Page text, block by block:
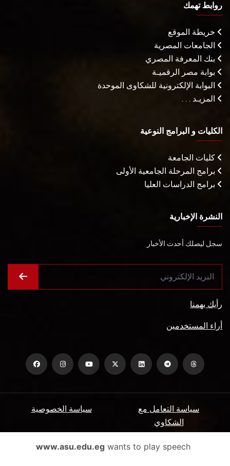
روابط تهمك
خريطة الموقع
الجامعات المصرية
بنك المعرفة المصري
بوابة مصر الرقميـة
البوابة الإلكترونية للشكاوى الموحدة
المزيـد . . .
الكليات و البرامج النوعية
كليات الجامعة
برامج المرحلة الجامعية الأولى
برامج الدراسات العليا
النشرة الإخبارية
سجل ليصلك أحدث الأخبار
رأيك يهمنا
أراء المستخدمين
سياسة الخصوصية
سياسة التعامل مع
الشكاوي
الأسئلة الشائعة ميثاق المتعاملين www.asu.edu.egwants to play speech